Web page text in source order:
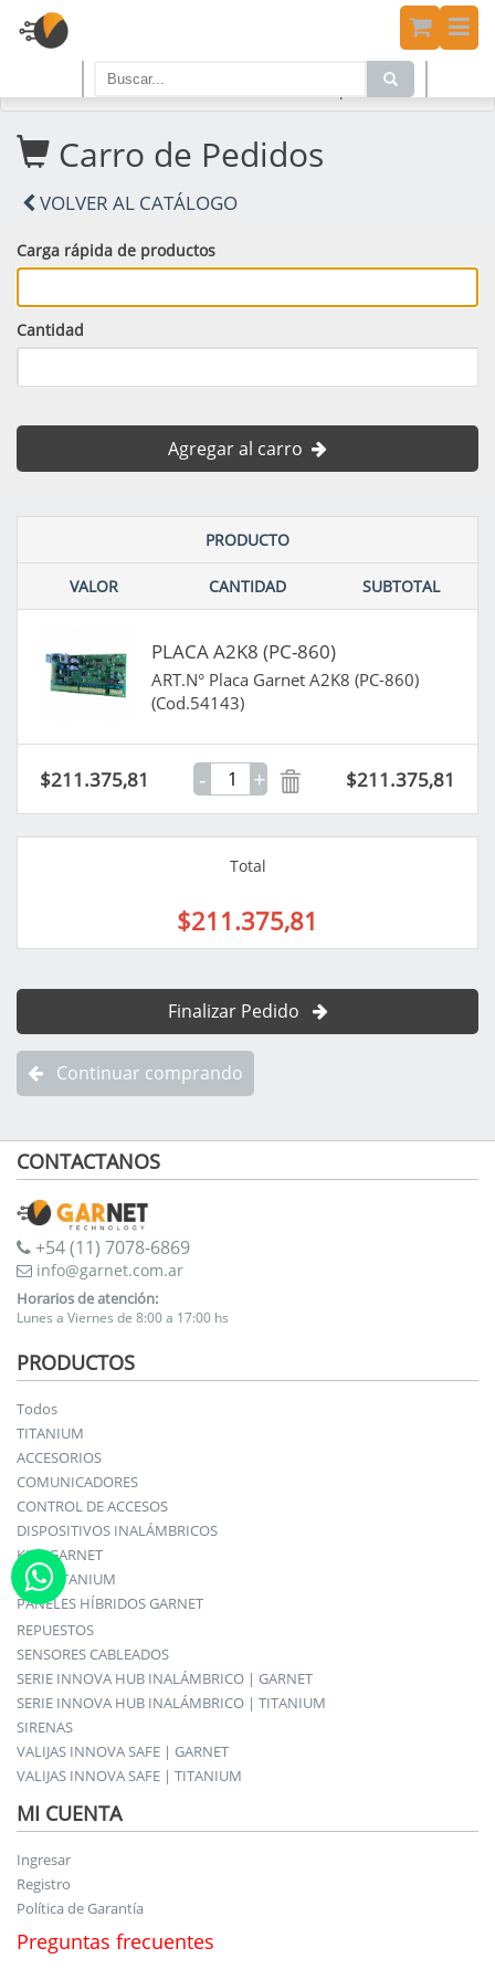
PRODUCTOS
Carro de Pedidos
VOLVER AL CATÁLOGO
Carga rápida de productos
Cantidad
Agregar al carro
PRODUCTO
VALOR CANTIDAD SUBTOTAL
PLACA A2K8 (PC-860)
ART.N° Placa Garnet A2K8 (PC-860)
(Cod.54143)
$211.375,81 - + $211.375,81
Total
$211.375,81
Finalizar Pedido
Continuar comprando
CONTACTANOS
+54 (11) 7078-6869
info@garnet.com.ar
Horarios de atención:
Lunes a Viernes de 8:00 a 17:00 hs
PRODUCTOS
Todos
TITANIUM
ACCESORIOS
COMUNICADORES
CONTROL DE ACCESOS
DISPOSITIVOS INALÁMBRICOS
KITS GARNET
KITS TITANIUM
PANELES HÍBRIDOS GARNET
REPUESTOS
SENSORES CABLEADOS
SERIE INNOVA HUB INALÁMBRICO | GARNET
SERIE INNOVA HUB INALÁMBRICO | TITANIUM
SIRENAS
VALIJAS INNOVA SAFE | GARNET
VALIJAS INNOVA SAFE | TITANIUM
MI CUENTA
Ingresar
Registro
Política de Garantía
Preguntas frecuentes